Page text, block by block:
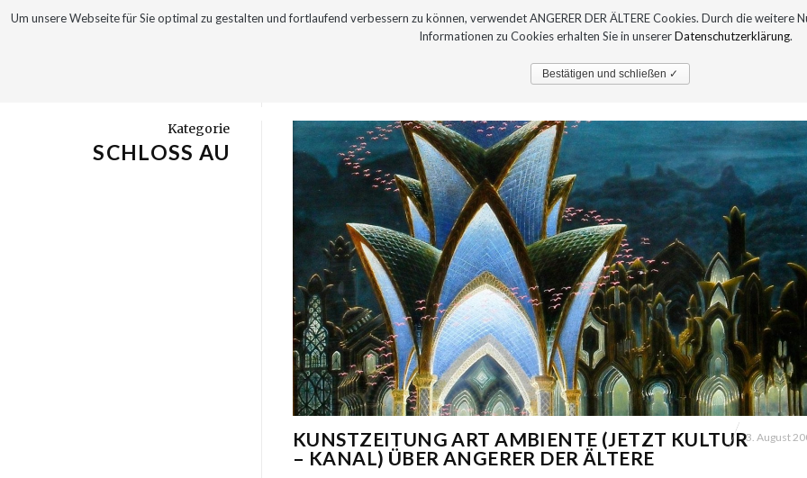
KUNSTZEITUNG ART AMBIENTE (JETZT KULTUR
– KANAL) ÜBER ANGERER DER ÄLTERE
3. August
Kategorie
SCHLOSS AU
Um unsere Webseite für Sie optimal zu gestalten und fortlaufend verbessern zu können, verwendet ANGERER DER ÄLTERE Cookies. Durch die
Informationen zu Cookies erhalten Sie in unsererDatenschutzerklärung.
Bestätigen und schließen ✓